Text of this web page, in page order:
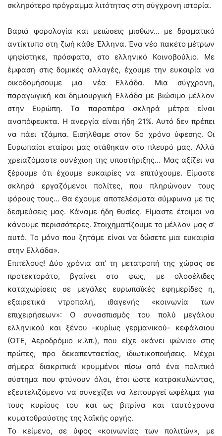
σκληρότερο πρόγραμμα λιτότητας στη σύγχρονη ιστορία.
Βαριά φορολογία και μειώσεις μισθών… με δραματικό
αντίκτυπο στη ζωή κάθε Έλληνα. Ένα νέο πακέτο μέτρων
ψηφίστηκε, πρόσφατα, στο ελληνικό Κοινοβούλιο. Με
έμφαση στις δομικές αλλαγές, έχουμε την ευκαιρία να
οικοδομήσουμε μια νέα Ελλάδα. Μια σύγχρονη,
παραγωγική και δημιουργική Ελλάδα με βιώσιμο μέλλον
στην Ευρώπη. Τα παραπέρα σκληρά μέτρα είναι
αναπόφευκτα. Η ανεργία είναι ήδη 21%. Αυτό δεν πρέπει
να πάει τζάμπα. Εισήλθαμε στον 5ο χρόνο ύφεσης. Οι
Ευρωπαίοι εταίροι μας στάθηκαν στο πλευρό μας. Αλλά
χρειαζόμαστε συνέχιση της υποστήριξης… Μας αξίζει να
ξέρουμε ότι έχουμε ευκαιρίες να επιτύχουμε. Είμαστε
σκληρά εργαζόμενοι πολίτες, που πληρώνουν τους
φόρους τους… Θα έχουμε αποτελέσματα σύμφωνα με τις
δεσμεύσεις μας. Κάναμε ήδη θυσίες. Είμαστε έτοιμοι να
κάνουμε περισσότερες. Στοιχηματίζουμε το μέλλον μας σ’
αυτό. Το μόνο που ζητάμε είναι να δώσετε μια ευκαιρία
στην Ελλάδα».
Επιτέλους! Δύο χρόνια απ’ τη μετατροπή της χώρας σε
προτεκτοράτο, βγαίνει στο φως, με ολοσέλιδες
καταχωρίσεις σε μεγάλες ευρωπαϊκές εφημερίδες η,
εξαιρετικά ντροπαλή, ιθαγενής «κοινωνία των
επιχειρήσεων»: Ο συνασπισμός του πολύ μεγάλου
ελληνικού και ξένου -κυρίως γερμανικού- κεφάλαιου
(ΟΤΕ, Αεροδρόμιο κ.λπ.), που είχε «κάνει ψώνια» στις
πρώτες, προ δεκαπενταετίας, ιδιωτικοποιήσεις. Μέχρι
σήμερα διακριτικά κρυμμένοι πίσω από ένα πολιτικό
σύστημα που φτύνουν όλοι, έτσι ώστε κατρακυλώντας,
εξευτελιζόμενο να συνεχίζει να λειτουργεί ωφέλιμα για
τους κυρίους του και ως βιτρίνα και ταυτόχρονα
κυματοθραύστης της λαϊκής οργής.
Το κείμενο, σε ύφος «κοινωνίας των πολιτών», με